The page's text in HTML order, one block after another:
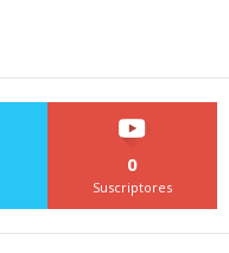
0
Suscriptores